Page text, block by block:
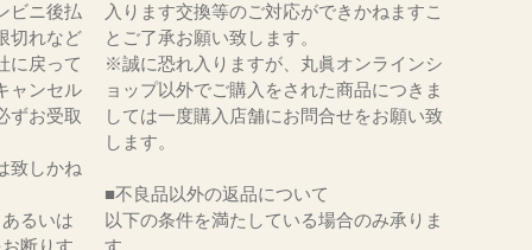
ビニ後払
切れなど
に戻って
ャンセル
ずお受取
致しかね
るいは
入ります交換等のご対応ができかねますこ
とご了承お願い致します。
※誠に恐れ入りますが、丸眞オンラインシ
ョップ以外でご購入をされた商品につきま
しては一度購入店舗にお問合せをお願い致
します。
■不良品以外の返品について
以下の条件を満たしている場合のみ承りま